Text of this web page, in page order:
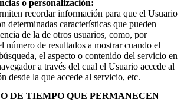
o personalización:
recordar información para que el Usuario
determinadas características que pueden
de la de otros usuarios, como, por
número de resultados a mostrar cuando el
el aspecto o contenido del servicio en
a través del cual el Usuario accede al
desde la que accede al servicio, etc.
DE TIEMPO QUE PERMANECEN